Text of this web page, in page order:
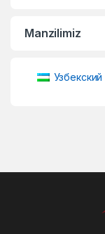
Manzilimiz
Узбекский